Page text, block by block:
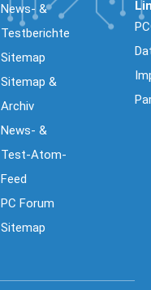
News- &
Testberichte
Sitemap
Sitemap &
Archiv
News- &
Test-Atom-
Feed
PC Forum
Sitemap